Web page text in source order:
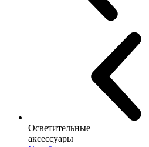
Осветительные
аксессуары